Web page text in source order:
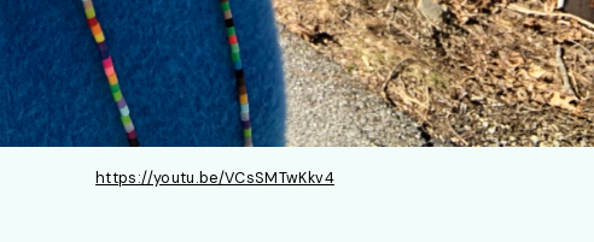
https://youtu.be/VCsSMTwKkv4